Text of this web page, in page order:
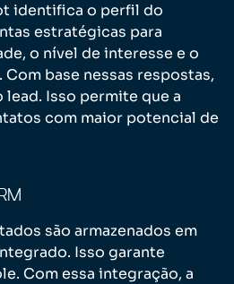
identifica o perfil do
estratégicas para
o nível de interesse e o
base nessas respostas,
Isso permite que a
com maior potencial de
são armazenados em
Isso garante
Com essa integração, a